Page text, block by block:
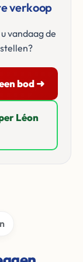
verkoop
vandaag de
bod ➜
Léon